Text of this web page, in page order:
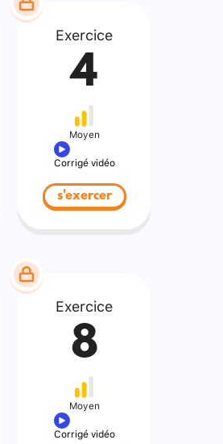
Exercice
4
Moyen
Corrigé vidéo
s'exercer
Exercice
8
Moyen
Corrigé vidéo